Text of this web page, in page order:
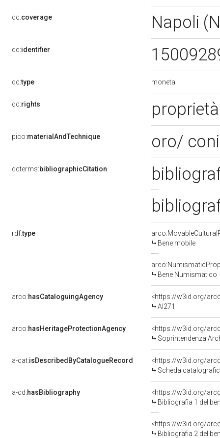
dc:coverage Napoli
dc:identifier
dc:type moneta
dc:rights
pico:materialAndTechnique oro/
dcterms:bibliographicCitation
rdf:type
Bene mobile
Bene Numismatico
arco:hasCataloguingAgency
<https://w3id.org/
AI271
arco:hasHeritageProtectionAgency
<https://w3id.org/
Soprintendenza
a-cat:isDescribedByCatalogueRecord
<https://w3id.org/
Scheda
a-cd:hasBibliography
<https://w3id.org/
Bibliografia 1 del
<https://w3id.org/
Bibliografia 2 del